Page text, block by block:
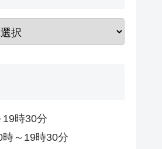
時30分
～19時30分